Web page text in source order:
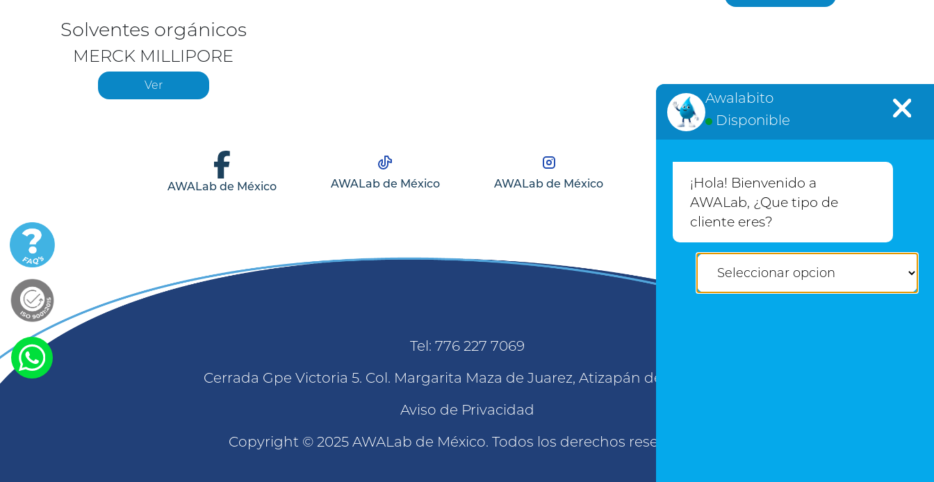
Solventes orgánicos
MERCK MILLIPORE
Ver
AWALab de México AWALab de México AWALab de México AWALab de México
Tel: 776 227 7069
Cerrada Gpe Victoria 5. Col. Margarita Maza de Juarez, Atizapán de Zaragoza
Aviso de Privacidad
Copyright © 2025 AWALab de México. Todos los derechos reservados
Awalabito
Disponible
¡Hola! Bienvenido a
AWALab, ¿Que tipo de
cliente eres?